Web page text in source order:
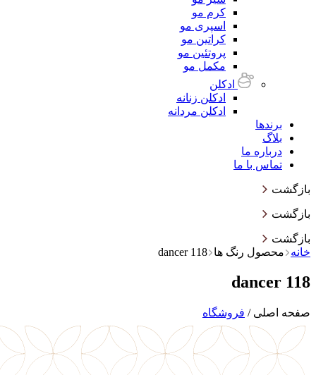
کرم مو
اسپری مو
کراتین مو
پروتئین مو
مکمل مو
ادکلن
ادکلن زنانه
ادکلن مردانه
برندها
بلاگ
درباره ما
تماس با ما
بازگشت
بازگشت
بازگشت
خانه
محصول رنگ ها 118 dancer
118 dancer
صفحه اصلی / فروشگاه